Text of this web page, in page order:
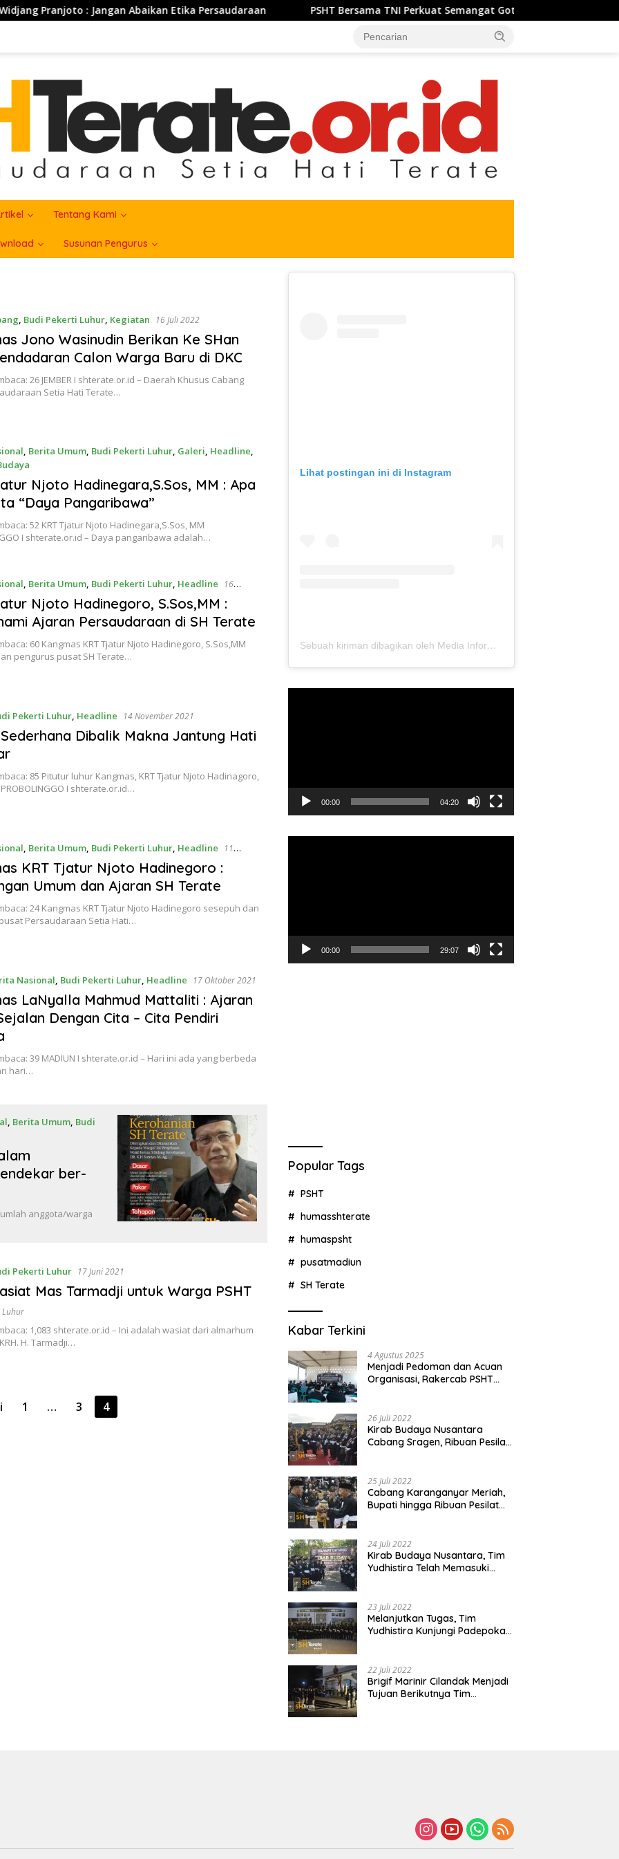
: Jangan Abaikan Etika Persaudaraan PSHT Bersama TNI Perkuat Semangat Gotong Royong, Sukseskan
Tentang Kami
Susunan Pengurus
, Budi Pekerti Luhur, Kegiatan 16 Juli 2022
Jono Wasinudin Berikan Ke SHan
Calon Warga Baru di DKC
26 JEMBER I shterate.or.id – Daerah Khusus Cabang
Setia Hati Terate…
, Berita Umum, Budi Pekerti Luhur, Galeri, Headline,
2021 Njoto Hadinegara,S.Sos, MM : Apa
“Daya Pangaribawa”
52 KRT Tjatur Njoto Hadinegara,S.Sos, MM
I shterate.or.id – Daya pangaribawa adalah…
, Berita Umum, Budi Pekerti Luhur, Headline
16
Njoto Hadinegoro, S.Sos,MM :
Ajaran Persaudaraan di SH Terate
60 Kangmas KRT Tjatur Njoto Hadinegoro, S.Sos,MM
pengurus pusat SH Terate…
Pekerti Luhur, Headline 14 November 2021
Dibalik Makna Jantung Hati
85 Pitutur luhur Kangmas, KRT Tjatur Njoto Hadinagoro,
I shterate.or.id…
, Berita Umum, Budi Pekerti Luhur, Headline
11
KRT Tjatur Njoto Hadinegoro :
Umum dan Ajaran SH Terate
24 Kangmas KRT Tjatur Njoto Hadinegoro sesepuh dan
Persaudaraan Setia Hati…
Nasional, Budi Pekerti Luhur, Headline 17 Oktober 2021
LaNyalla Mahmud Mattaliti : Ajaran
Dengan Cita – Cita Pendiri
39 MADIUN I shterate.or.id – Hari ini ada yang berbeda
hari…
, Berita Umum, Budi
ber-
anggota/warga
Pekerti Luhur 17 Juni 2021
Mas Tarmadji untuk Warga PSHT
Luhur
1,083 shterate.or.id – Ini adalah wasiat dari almarhum
H. Tarmadji…
1 … 3 4
Lihat postingan ini di Instagram
Sebuah kiriman dibagikan oleh Media Informasi Dewan Pusat Persaudaraan Setia Hati Terate (@media.dewanpusat)
00:00 04:20
00:00 29:07
Popular Tags
PSHT
humasshterate
humaspsht
pusatmadiun
SH Terate
Kabar Terkini
4 Agustus 2025
Menjadi Pedoman dan Acuan
Organisasi, Rakercab PSHT
Kerja, Berjalan Lancar dan
Sukses
26 Juli 2022
Kirab Budaya Nusantara
Cabang Sragen, Ribuan Pesilat
25 Juli 2022
Cabang Karanganyar Meriah,
Bupati hingga Ribuan Pesilat
24 Juli 2022
Kirab Budaya Nusantara, Tim
Yudhistira Telah Memasuki
23 Juli 2022
Melanjutkan Tugas, Tim
Yudhistira Kunjungi Padepokan
22 Juli 2022
Brigif Marinir Cilandak Menjadi
Tujuan Berikutnya Tim